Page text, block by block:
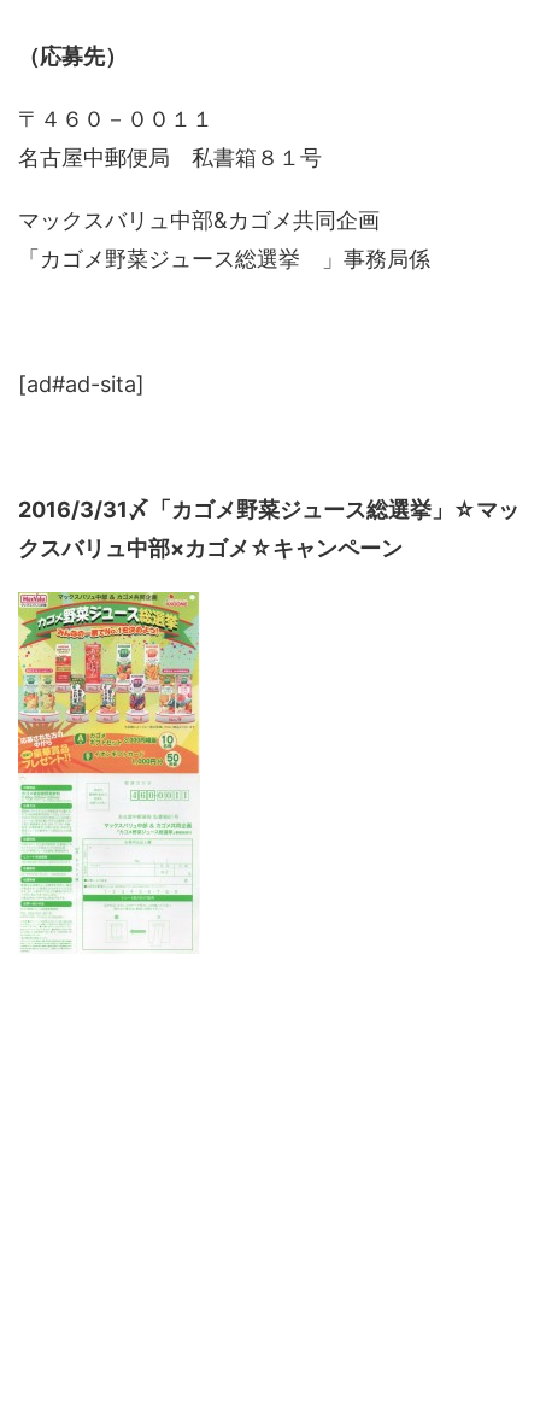
（応募先）
〒４６０－００１１
名古屋中郵便局 私書箱８１号
マックスバリュ中部&カゴメ共同企画
「カゴメ野菜ジュース総選挙 」事務局係
[ad#ad-sita]
2016/3/31〆「カゴメ野菜ジュース総選挙」☆マッ
クスバリュ中部×カゴメ☆キャンペーン